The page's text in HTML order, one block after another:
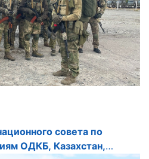
совета по
ОДКБ, Казахстан,